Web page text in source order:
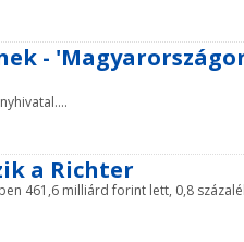
-
a Richter
461,6 milliárd forint lett, 0,8